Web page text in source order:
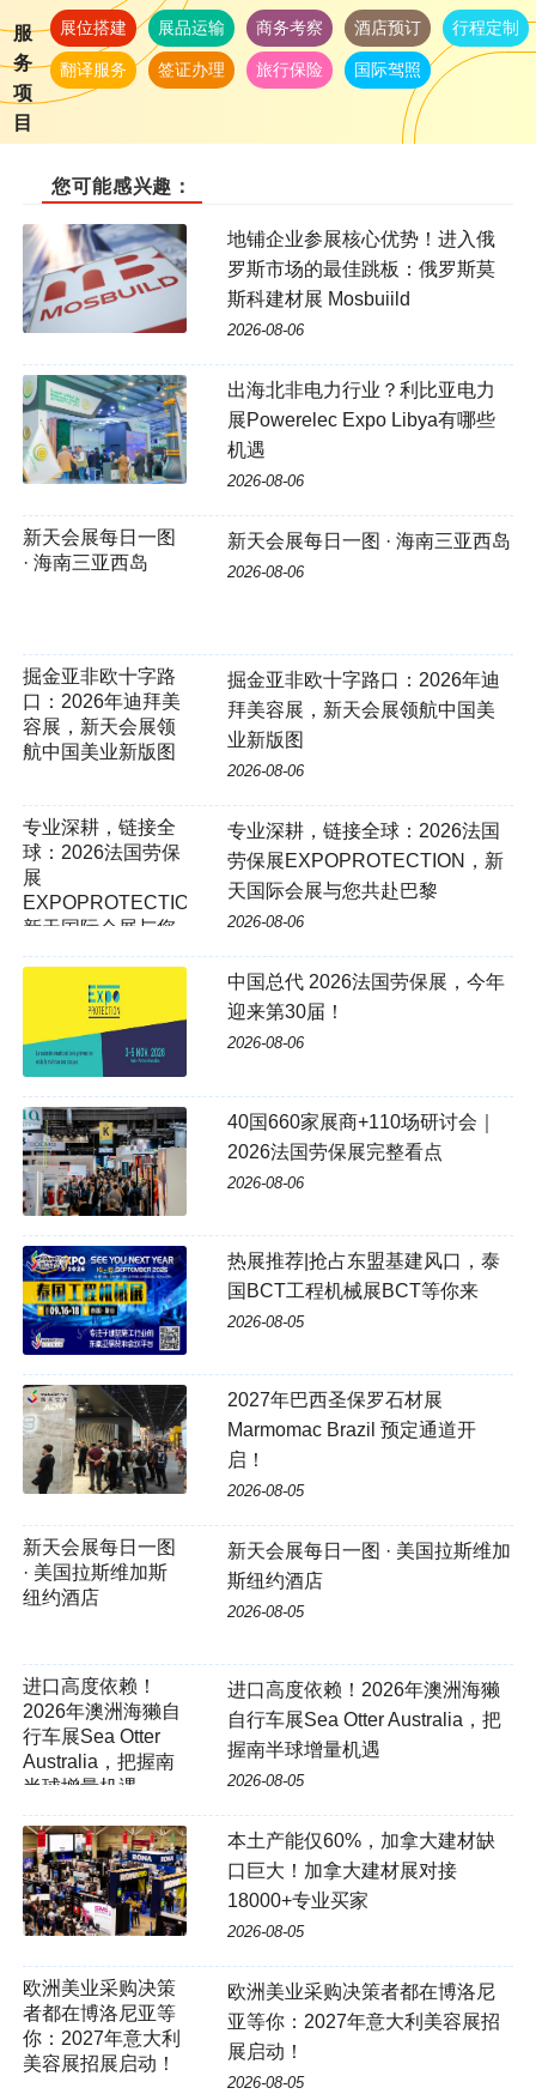
服
务
项
目
展位搭建 展品运输 商务考察 酒店预订 行程定制
翻译服务 签证办理 旅行保险 国际驾照
您可能感兴趣：
地铺企业参展核心优势！进入俄
罗斯市场的最佳跳板：俄罗斯莫
斯科建材展 Mosbuiild
2026-08-06
出海北非电力行业？利比亚电力
展Powerelec Expo Libya有哪些
机遇
2026-08-06
新天会展每日一图 · 海南三亚西岛
2026-08-06
掘金亚非欧十字路
口：2026年迪拜美
容展，新天会展领
航中国美业新版图
掘金亚非欧十字路口：2026年迪
拜美容展，新天会展领航中国美
业新版图
2026-08-06
专业深耕，链接全球：2026法国
劳保展EXPOPROTECTION，新
天国际会展与您共赴巴黎
2026-08-06
中国总代 2026法国劳保展，今年
迎来第30届！
2026-08-06
40国660家展商+110场研讨会｜
2026法国劳保展完整看点
2026-08-06
热展推荐|抢占东盟基建风口，泰
国BCT工程机械展BCT等你来
2026-08-05
2027年巴西圣保罗石材展
Marmomac Brazil 预定通道开
启！
2026-08-05
新天会展每日一图 · 美国拉斯维加
斯纽约酒店
2026-08-05
进口高度依赖！2026年澳洲海獭
自行车展Sea Otter Australia，把
握南半球增量机遇
2026-08-05
本土产能仅60%，加拿大建材缺
口巨大！加拿大建材展对接
18000+专业买家
2026-08-05
欧洲美业采购决策
者都在博洛尼亚等
你：2027年意大利
美容展招展启动！
欧洲美业采购决策者都在博洛尼
亚等你：2027年意大利美容展招
展启动！
2026-08-05